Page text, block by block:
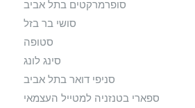
סופרמרקטים בתל אביב
סושי בר בזל
סטופה
סינג לונג
סניפי דואר בתל אביב
ספארי בטנזניה למטייל העצמאי